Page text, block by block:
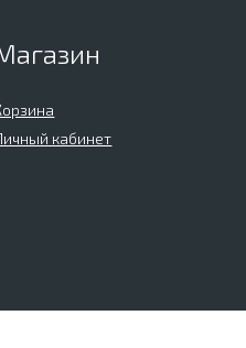
кабинет